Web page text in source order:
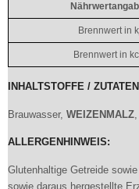
Brennwert in
Brennwert in
INHALTSTOFFE /
Brauwasser, WEIZENMALZ,
ALLERGENHINWEIS:
Glutenhaltige Getreide
sowie daraus hergestellte